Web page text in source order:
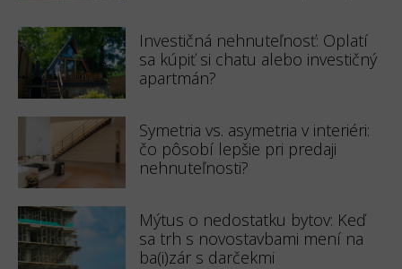
Investičná nehnuteľnosť: Oplatí
sa kúpiť si chatu alebo investičný
apartmán?
Symetria vs. asymetria v interiéri:
čo pôsobí lepšie pri predaji
nehnuteľnosti?
Mýtus o nedostatku bytov: Keď
sa trh s novostavbami mení na
ba(i)zár s darčekmi